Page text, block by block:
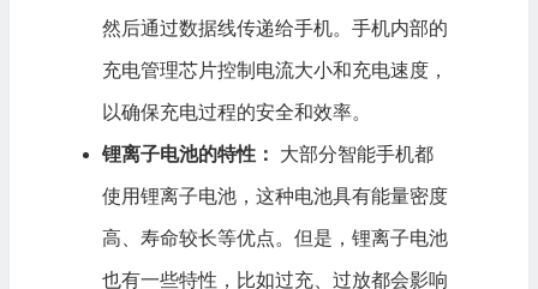
然后通过数据线传递给手机。手机内部的
充电管理芯片控制电流大小和充电速度，
以确保充电过程的安全和效率。
锂离子电池的特性： 大部分智能手机都
使用锂离子电池，这种电池具有能量密度
高、寿命较长等优点。但是，锂离子电池
也有一些特性，比如过充、过放都会影响